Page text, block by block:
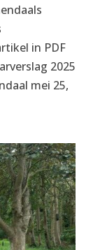
in PDF
2025
mei 25,